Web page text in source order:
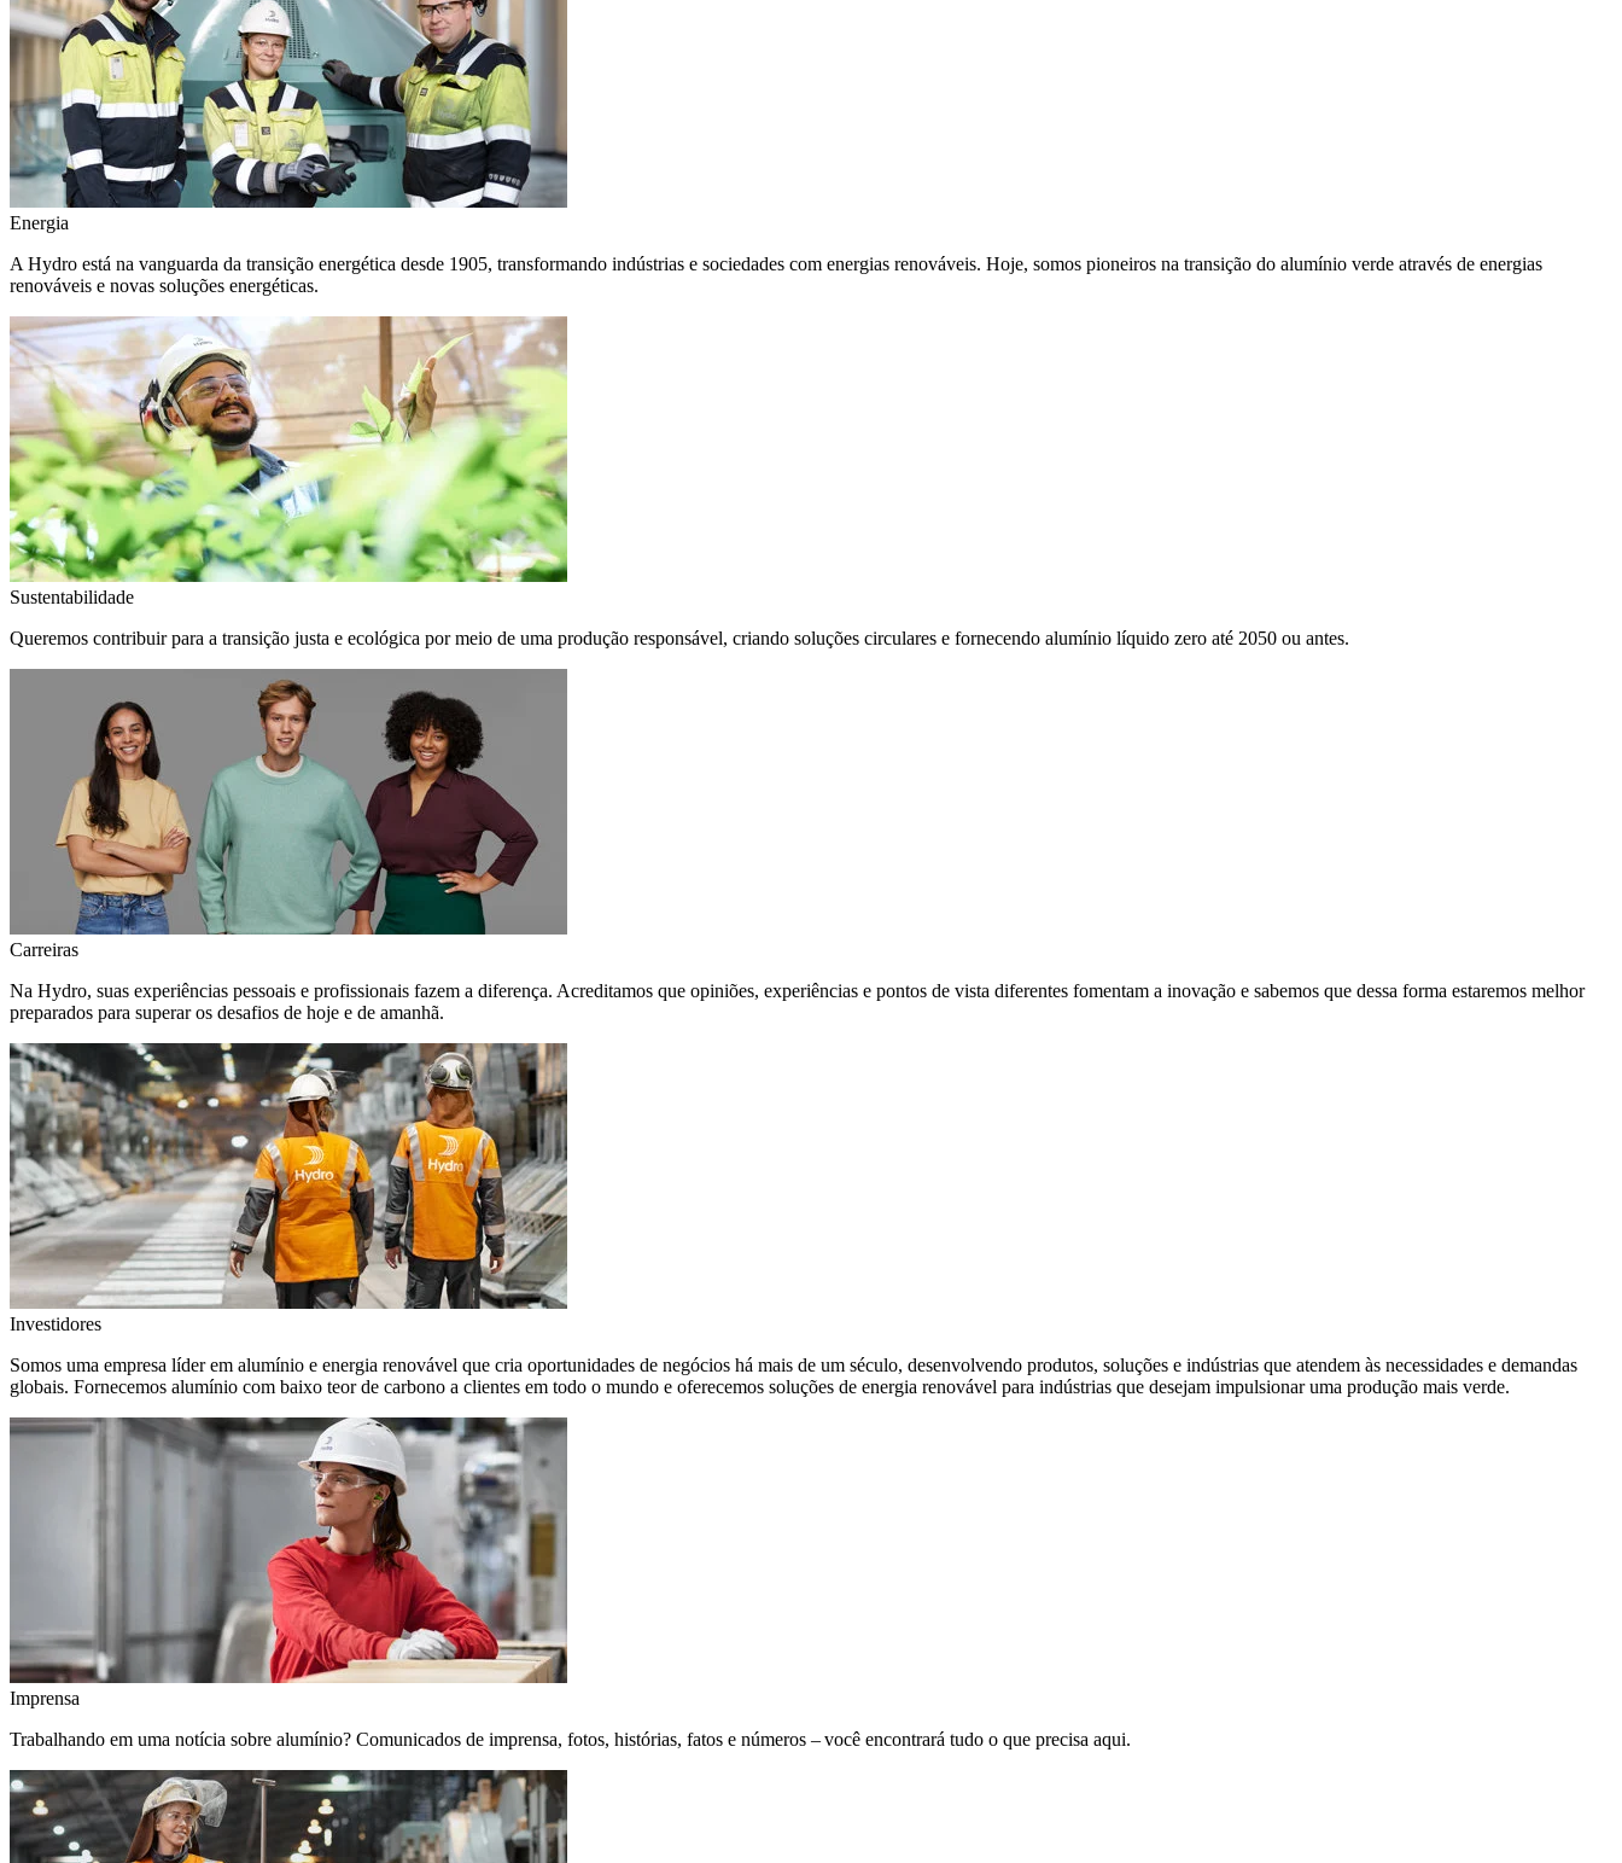
Energia
A Hydro está na vanguarda da transição energética desde 1905, transformando indústrias e sociedades com energias renováveis. Hoje, somos pioneiros na transição do alumínio verde através de energias
renováveis e novas soluções energéticas.
Sustentabilidade
Queremos contribuir para a transição justa e ecológica por meio de uma produção responsável, criando soluções circulares e fornecendo alumínio líquido zero até 2050 ou antes.
Carreiras
Na Hydro, suas experiências pessoais e profissionais fazem a diferença. Acreditamos que opiniões, experiências e pontos de vista diferentes fomentam a inovação e sabemos que dessa forma estaremos melhor
preparados para superar os desafios de hoje e de amanhã.
Investidores
Somos uma empresa líder em alumínio e energia renovável que cria oportunidades de negócios há mais de um século, desenvolvendo produtos, soluções e indústrias que atendem às necessidades e demandas
globais. Fornecemos alumínio com baixo teor de carbono a clientes em todo o mundo e oferecemos soluções de energia renovável para indústrias que desejam impulsionar uma produção mais verde.
Imprensa
Trabalhando em uma notícia sobre alumínio? Comunicados de imprensa, fotos, histórias, fatos e números – você encontrará tudo o que precisa aqui.